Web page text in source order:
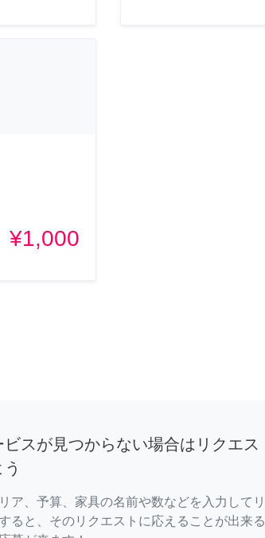
¥1,000
スが見つからない場合はリクエス
ア、予算、家具の名前や数などを入力してリ
ると、そのリクエストに応えることが出来る